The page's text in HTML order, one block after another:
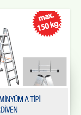
A TİPİ